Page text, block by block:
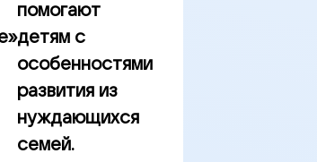
помогают
детям с
особенностями
развития из
нуждающихся
семей.